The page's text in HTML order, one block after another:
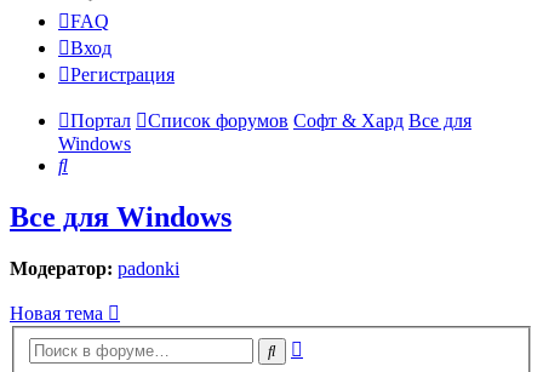
FAQ
Вход
Регистрация
Портал Список форумов Софт & Хард Все для
Windows
Поиск
Все для Windows
Модератор: padonki
Новая тема
Поиск